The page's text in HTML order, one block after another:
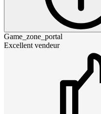
Game_zone_portal
Excellent vendeur